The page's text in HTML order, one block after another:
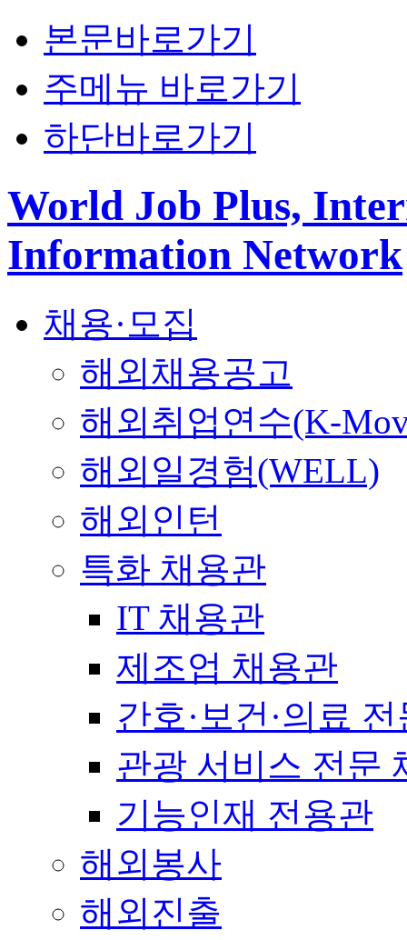
본문바로가기
주메뉴 바로가기
하단바로가기
World Job Plus,
Information Network
채용·모집
해외채용공고
해외취업연수(K-
해외일경험(WELL)
해외인턴
특화 채용관
IT 채용관
제조업 채용관
간호·보건·의료
관광 서비스 전문
기능인재 전용관
해외봉사
해외진출